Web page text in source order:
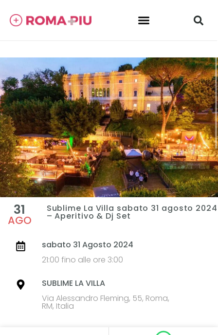
31
AGO
Sublime La Villa sabato 31 agosto 2024
– Aperitivo & Dj Set
sabato 31 Agosto 2024
21:00 fino alle ore 3:00
SUBLIME LA VILLA
Via Alessandro Fleming, 55, Roma,
RM, Italia